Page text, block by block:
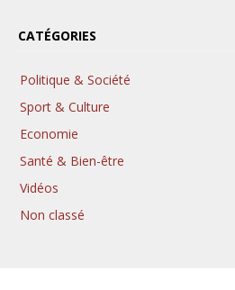
CATÉGORIES
Politique & Société
Sport & Culture
Economie
Santé & Bien-être
Vidéos
Non classé